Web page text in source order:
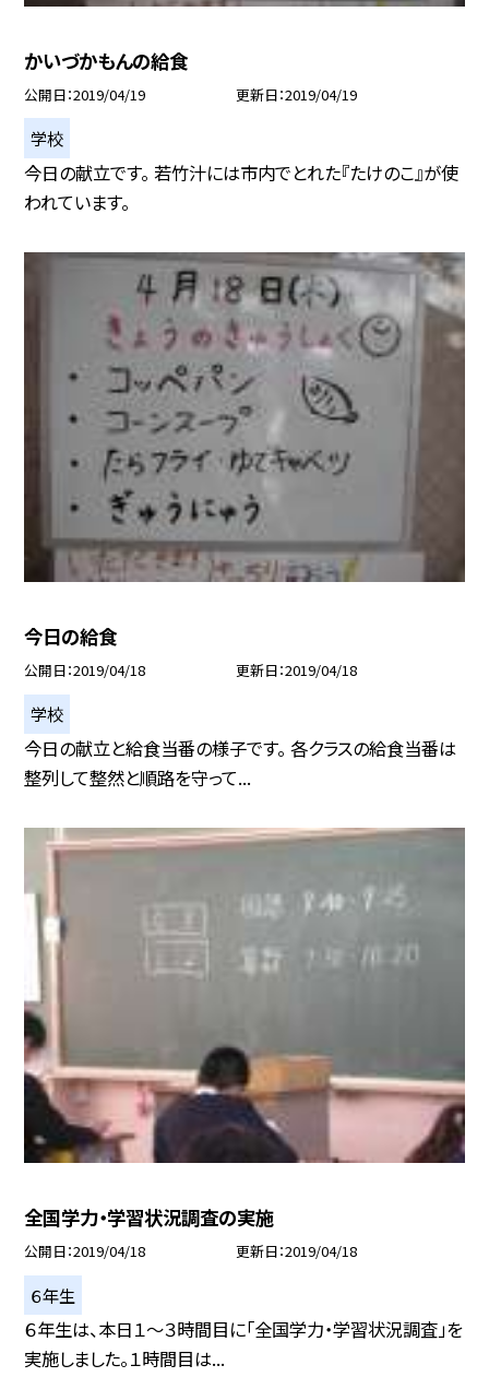
かいづかもんの給食
公開日 2019/04/19 更新日 2019/04/19
学校
今日の献立です。 若竹汁には市内でとれた『たけのこ』が使
われています。
今日の給食
公開日 2019/04/18 更新日 2019/04/18
学校
今日の献立と給食当番の様子です。 各クラスの給食当番は
整列して整然と順路を守って...
全国学力・学習状況調査の実施
公開日 2019/04/18 更新日 2019/04/18
６年生
６年生は、本日１〜３時間目に「全国学力・学習状況調査」を
実施しました。１時間目は...